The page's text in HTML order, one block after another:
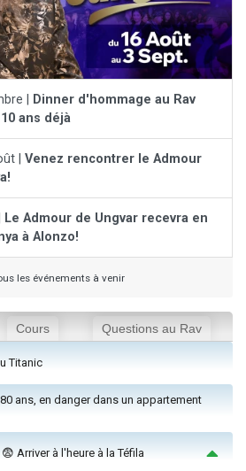
|
Dinner d'hommage au Rav
ans déjà
| Venez rencontrer le Admour
Le Admour de Ungvar recevra en
à Alonzo!
les événements à venir
Cours Questions au Rav
Titanic
80 ans, en danger dans un appartement
Arriver à l'heure à la Téfila